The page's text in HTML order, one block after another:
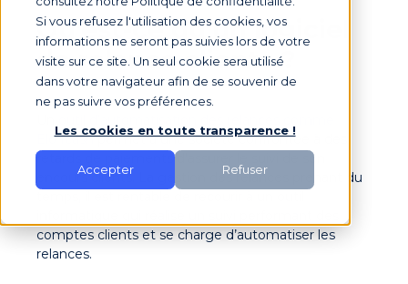
Si vous refusez l'utilisation des cookies, vos
informations ne seront pas suivies lors de votre
visite sur ce site. Un seul cookie sera utilisé
dans votre navigateur afin de se souvenir de
ne pas suivre vos préférences.
Les cookies en toute transparence !
Accepter Refuser
Qu’est-ce qu’un logiciel
de relance clients ?
Eloficashpermet à une société confrontée à des
retards de paiements d’assurer le suivi de son
encours clients. La gestion des relances prenant du
comptes clients et se charge d’automatiser les
relances.